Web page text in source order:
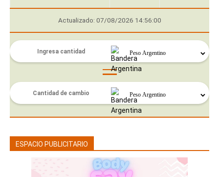
Actualizado: 07/08/2026 14:56:00
ESPACIO PUBLICITARIO